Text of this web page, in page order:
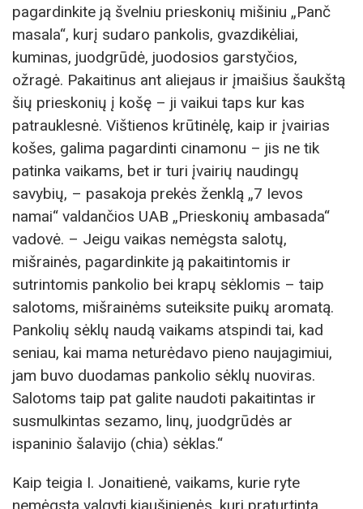
pagardinkite ją švelniu prieskonių mišiniu „Panč
masala“, kurį sudaro pankolis, gvazdikėliai,
kuminas, juodgrūdė, juodosios garstyčios,
ožragė. Pakaitinus ant aliejaus ir įmaišius šaukštą
šių prieskonių į košę – ji vaikui taps kur kas
patrauklesnė. Vištienos krūtinėlę, kaip ir įvairias
košes, galima pagardinti cinamonu – jis ne tik
patinka vaikams, bet ir turi įvairių naudingų
savybių, – pasakoja prekės ženklą „7 Ievos
namai“ valdančios UAB „Prieskonių ambasada“
vadovė. – Jeigu vaikas nemėgsta salotų,
mišrainės, pagardinkite ją pakaitintomis ir
sutrintomis pankolio bei krapų sėklomis – taip
salotoms, mišrainėms suteiksite puikų aromatą.
Pankolių sėklų naudą vaikams atspindi tai, kad
seniau, kai mama neturėdavo pieno naujagimiui,
jam buvo duodamas pankolio sėklų nuoviras.
Salotoms taip pat galite naudoti pakaitintas ir
susmulkintas sezamo, linų, juodgrūdės ar
ispaninio šalavijo (chia) sėklas.“
Kaip teigia I. Jonaitienė, vaikams, kurie ryte
nemėgsta valgyti kiaušinienės, kuri praturtinta